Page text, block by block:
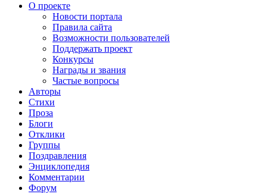
О проекте
Новости портала
Правила сайта
Возможности пользователей
Поддержать проект
Конкурсы
Награды и звания
Частые вопросы
Авторы
Стихи
Проза
Блоги
Отклики
Группы
Поздравления
Энциклопедия
Комментарии
Форум